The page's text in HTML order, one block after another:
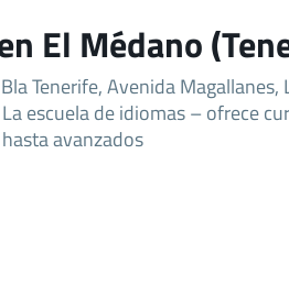
El Médano
Tenerife, Avenida Magallanes,
escuela de idiomas – ofrece
avanzados